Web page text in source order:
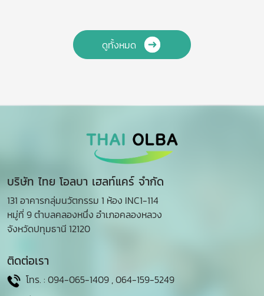
ดูทั้งหมด
บริษัท ไทย โอลบา เฮลท์แคร์ จำกัด
131 อาคารกลุ่มนวัตกรรม 1 ห้อง INC1-114
หมู่ที่ 9 ตำบลคลองหนึ่ง อำเภอคลองหลวง
จังหวัดปทุมธานี 12120
ติดต่อเรา
โทร. : 094-065-1409 ,064-159-5249